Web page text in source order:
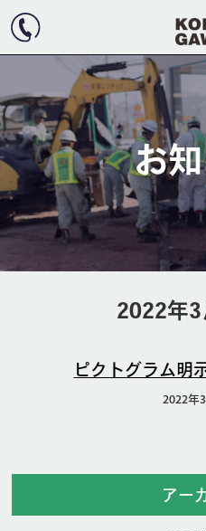
お
2022年3
ピクトグラム明
2022年
アー